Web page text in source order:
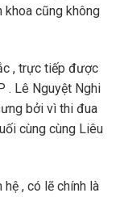
cũng không
, trực tiếp được
. Lê Nguyệt Nghi
bởi vì thi đua
cùng cùng Liêu
, có lẽ chính là